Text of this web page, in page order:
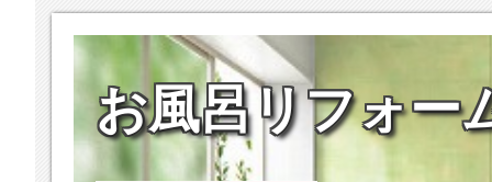
お風呂リフォー